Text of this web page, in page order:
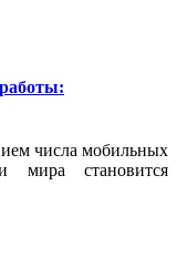
числа мобильных
мира становится